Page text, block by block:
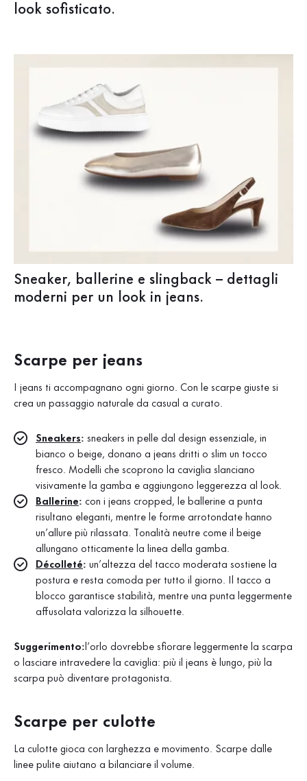
look sofisticato.
Sneaker, ballerine e slingback – dettagli
moderni per un look in jeans.
Scarpe per jeans
I jeans ti accompagnano ogni giorno. Con le scarpe giuste si
crea un passaggio naturale da casual a curato.
Sneakers: sneakers in pelle dal design essenziale, in
bianco o beige, donano a jeans dritti o slim un tocco
fresco. Modelli che scoprono la caviglia slanciano
visivamente la gamba e aggiungono leggerezza al look.
Ballerine: con i jeans cropped, le ballerine a punta
risultano eleganti, mentre le forme arrotondate hanno
un’allure più rilassata. Tonalità neutre come il beige
allungano otticamente la linea della gamba.
Décolleté: un’altezza del tacco moderata sostiene la
postura e resta comoda per tutto il giorno. Il tacco a
blocco garantisce stabilità, mentre una punta leggermente
affusolata valorizza la silhouette.
Suggerimento: l’orlo dovrebbe sfiorare leggermente la scarpa
o lasciare intravedere la caviglia: più il jeans è lungo, più la
scarpa può diventare protagonista.
Scarpe per culotte
La culotte gioca con larghezza e movimento. Scarpe dalle
linee pulite aiutano a bilanciare il volume.